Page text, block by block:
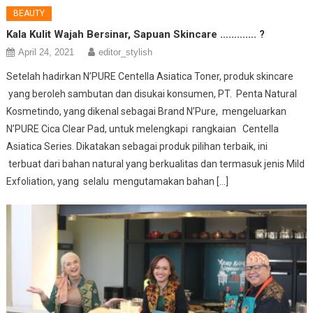
BEAUTY
Kala Kulit Wajah Bersinar, Sapuan Skincare …………. ?
April 24, 2021 editor_stylish
Setelah hadirkan N’PURE Centella Asiatica Toner, produk skincare
yang beroleh sambutan dan disukai konsumen, PT. Penta Natural
Kosmetindo, yang dikenal sebagai Brand N’Pure, mengeluarkan
N’PURE Cica Clear Pad, untuk melengkapi rangkaian Centella
Asiatica Series. Dikatakan sebagai produk pilihan terbaik, ini
terbuat dari bahan natural yang berkualitas dan termasuk jenis Mild
Exfoliation, yang selalu mengutamakan bahan […]